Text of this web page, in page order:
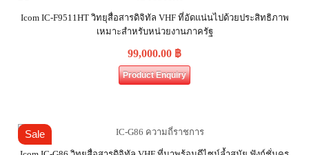
Icom IC-F9511HT วิทยุสื่อสารดิจิทัล VHF ที่อัดแน่นไปด้วยประสิทธิภาพ
เหมาะสำหรับหน่วยงานภาครัฐ
99,000.00 ฿
Product Enquiry
Sale